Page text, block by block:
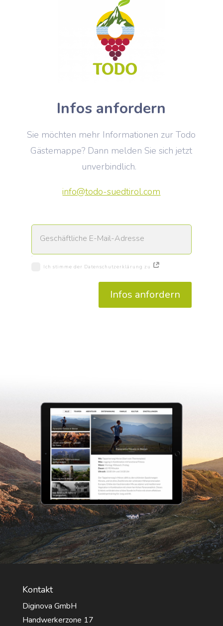
Infos anfordern
Sie möchten mehr Informationen zur Todo
Gästemappe? Dann melden Sie sich jetzt
unverbindlich.
info@todo-suedtirol.com
.
Ich stimme der Datenschutz­erklärung zu
Infos anfordern
Kontakt
Diginova GmbH
Handwerkerzone 17